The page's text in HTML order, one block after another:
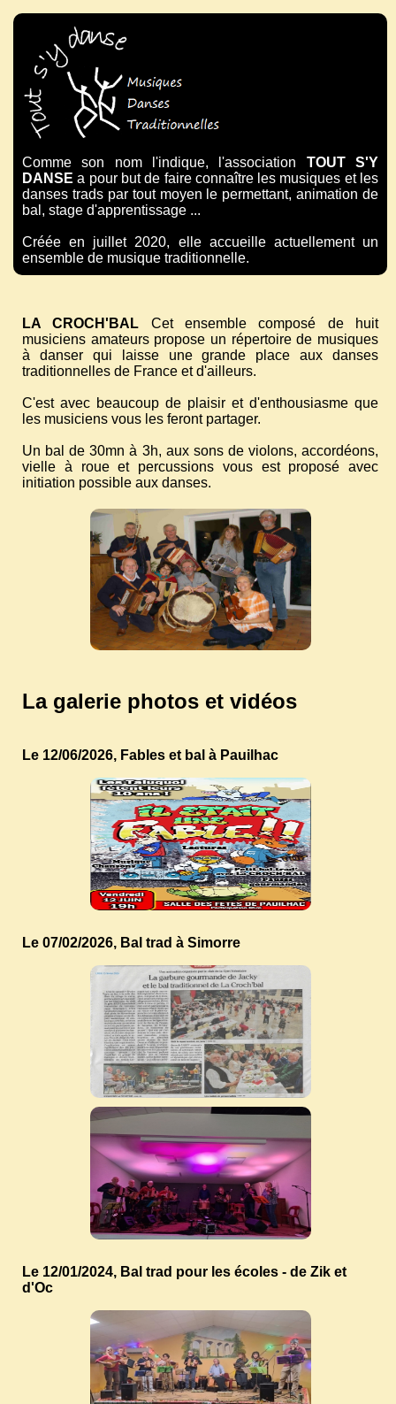
Comme son nom l'indique, l'association TOUT S'Y
DANSE a pour but de faire connaître les musiques et les
danses trads par tout moyen le permettant, animation de
bal, stage d'apprentissage ...
Créée en juillet 2020, elle accueille actuellement un
ensemble de musique traditionnelle.
LA CROCH'BAL Cet ensemble composé de huit
musiciens amateurs propose un répertoire de musiques
à danser qui laisse une grande place aux danses
traditionnelles de France et d'ailleurs.
C'est avec beaucoup de plaisir et d'enthousiasme que
les musiciens vous les feront partager.
Un bal de 30mn à 3h, aux sons de violons, accordéons,
vielle à roue et percussions vous est proposé avec
initiation possible aux danses.
La galerie photos et vidéos
Le 12/06/2026, Fables et bal à Pauilhac
Le 07/02/2026, Bal trad à Simorre
Le 12/01/2024, Bal trad pour les écoles - de Zik et
d'Oc